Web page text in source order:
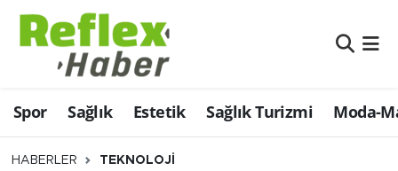
Spor Sağlık Estetik Sağlık Turizmi Moda-
HABERLER TEKNOLOJI
Eğitim
Estetik
Firmalardan
Nöbetçi Eczaneler
Hava Durumu
Namaz Vakitleri